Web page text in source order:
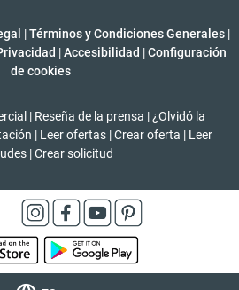
|Términos y Condiciones Generales |
| Accesibilidad | Configuración
de cookies
| Reseña de la prensa | ¿Olvidó la
| Leer ofertas | Crear oferta | Leer
|Crear solicitud